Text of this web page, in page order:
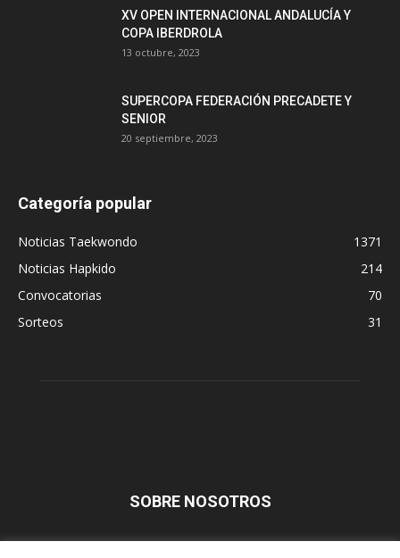
XV OPEN INTERNACIONAL ANDALUCÍA Y
COPA IBERDROLA
13 octubre, 2023
SUPERCOPA FEDERACIÓN PRECADETE Y
SENIOR
20 septiembre, 2023
Categoría popular
Noticias Taekwondo
1371
Noticias Hapkido
214
Convocatorias
70
Sorteos
31
SOBRE NOSOTROS